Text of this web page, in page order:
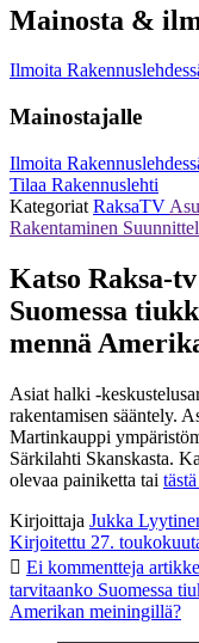
Mainosta &
Ilmoita
Mainostajalle
Ilmoita
Tilaa Rakennuslehti
Kategoriat RaksaTV
Rakentaminen
Katso Raksa-
Suomessa
mennä
Asiat halki -
rakentamisen sääntely.
Martinkauppi
Särkilahti Skanskasta.
olevaa painiketta tai
Kirjoittaja Jukka
Kirjoitettu 27.
Ei kommentteja
tarvitaanko Suomessa
Amerikan meiningillä?